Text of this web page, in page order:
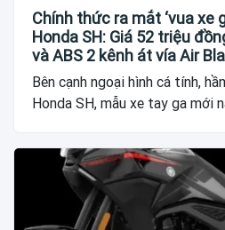
Chính thức ra mắt ‘vua xe
Honda SH: Giá 52 triệu
và ABS 2 kênh át vía Air
Bên cạnh ngoại hình cá tính,
Honda SH, mẫu xe tay ga mới